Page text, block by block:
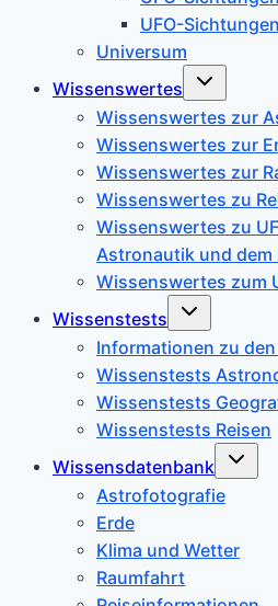
UFO-
Universum
Wissenswertes
Untermenü
Wissenswertes zur
Wissenswertes zur
Wissenswertes zur
Wissenswertes zu
Wissenswertes zu
Astronautik und dem
Wissenswertes zum
Wissenstests
Untermenü
Informationen zu
Wissenstests
Wissenstests
Wissenstests Reisen
Wissensdatenbank
Astrofotografie
Erde
Klima und Wetter
Raumfahrt